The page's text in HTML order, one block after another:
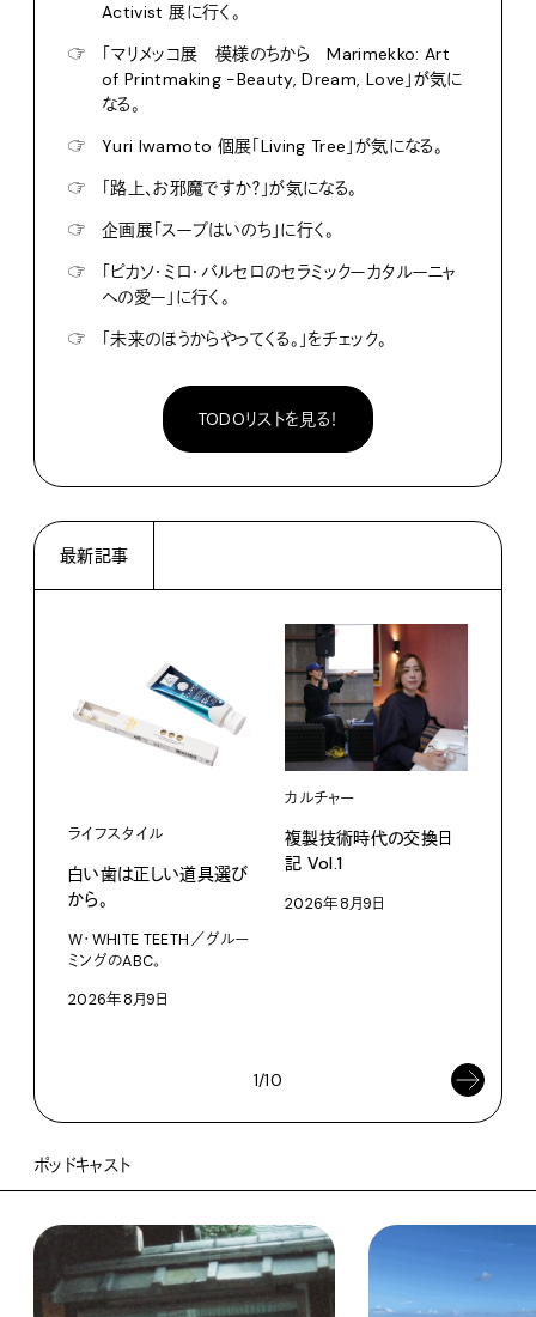
Activist 展に行く。
☞
「マリメッコ展 模様のちから Marimekko: Art
of Printmaking -Beauty, Dream, Love」が気に
なる。
☞
Yuri Iwamoto 個展「Living Tree」が気になる。
☞
「路上、お邪魔ですか？」が気になる。
☞
企画展「スープはいのち」に行く。
☞
「ピカソ・ミロ・バルセロのセラミックーカタルーニャ
への愛ー」に行く。
☞
「未来のほうからやってくる。」をチェック。
TODOリストを見る！
最新記事
ライフスタイル
白い歯は正しい道具選び
から。
W・WHITE TEETH／グルー
ミングのABC。
2026年8月9日
カルチャー
複製技術時代の交換日
記 Vol.1
2026年8月9日
1/10
ポッドキャスト